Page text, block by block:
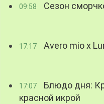
09:58 Сезон
17:17 Avero mio x
17:07
Блюдо дня:
красной икрой